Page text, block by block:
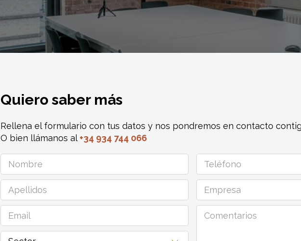
Quiero saber más
Rellena el formulario con tus datos y nos pondremos en contacto
O bien llámanos al +34 934 744 066